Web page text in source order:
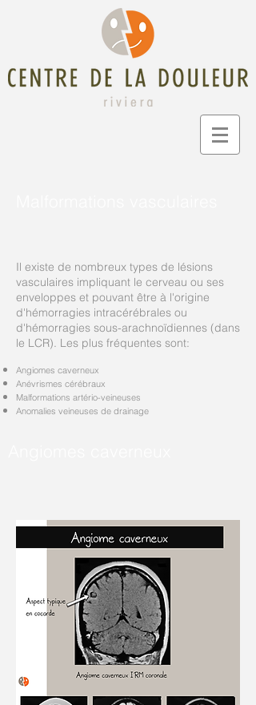
Il existe de nombreux types de lésions
vasculaires impliquant le cerveau ou ses
enveloppes et pouvant être à l'origine
d'hémorragies intracérébrales ou
d'hémorragies sous-arachnoïdiennes (dans
le LCR). Les plus fréquentes sont:
Angiomes caverneux
Anévrismes cérébraux
Malformations artério-veineuses
Anomalies veineuses de drainage